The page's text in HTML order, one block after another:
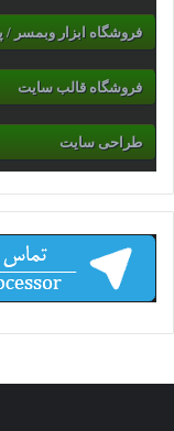
فروشگاه ابزار وبمسر /
فروشگاه قالب سایت
طراحی سایت